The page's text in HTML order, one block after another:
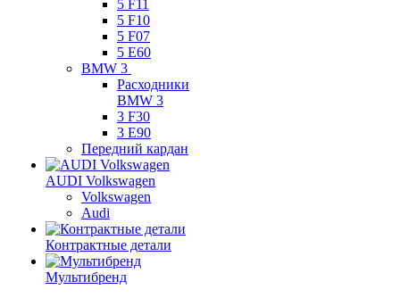
5 F11
5 F10
5 F07
5 E60
BMW 3
Расходники
BMW 3
3 F30
3 E90
Передний кардан
AUDI Volkswagen
Volkswagen
Audi
Контрактные детали
Мультибренд